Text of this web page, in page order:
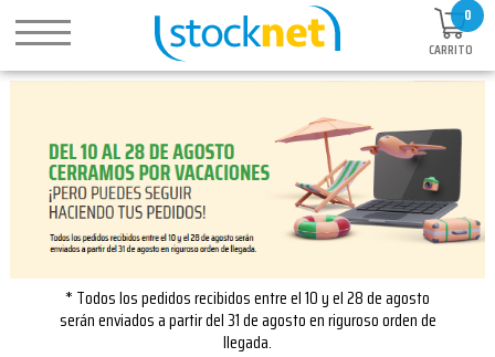
0
CARRITO
* Todos los pedidos recibidos entre el 10 y el 28 de agosto
serán enviados a partir del 31 de agosto en riguroso orden de
llegada.